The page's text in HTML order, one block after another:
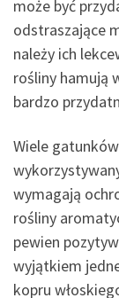
może być
odstraszające
należy ich
rośliny hamują
bardzo
Wiele
wymagają
rośliny
pewien
wyjątkiem
kopru